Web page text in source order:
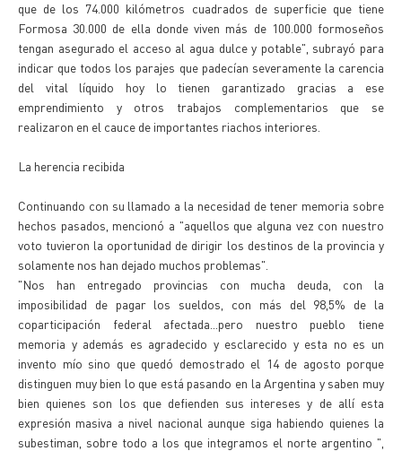
que de los 74.000 kilómetros cuadrados de superficie que tiene
Formosa 30.000 de ella donde viven más de 100.000 formoseños
tengan asegurado el acceso al agua dulce y potable", subrayó para
indicar que todos los parajes que padecían severamente la carencia
del vital líquido hoy lo tienen garantizado gracias a ese
emprendimiento y otros trabajos complementarios que se
realizaron en el cauce de importantes riachos interiores.
La herencia recibida
Continuando con su llamado a la necesidad de tener memoria sobre
hechos pasados, mencionó a "aquellos que alguna vez con nuestro
voto tuvieron la oportunidad de dirigir los destinos de la provincia y
solamente nos han dejado muchos problemas".
"Nos han entregado provincias con mucha deuda, con la
imposibilidad de pagar los sueldos, con más del 98,5% de la
coparticipación federal afectada...pero nuestro pueblo tiene
memoria y además es agradecido y esclarecido y esta no es un
invento mío sino que quedó demostrado el 14 de agosto porque
distinguen muy bien lo que está pasando en la Argentina y saben muy
bien quienes son los que defienden sus intereses y de allí esta
expresión masiva a nivel nacional aunque siga habiendo quienes la
subestiman, sobre todo a los que integramos el norte argentino ",